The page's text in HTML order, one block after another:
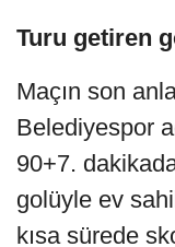
Turu getiren
Maçın son
Belediyespor
90+7.
golüyle ev
kısa sürede